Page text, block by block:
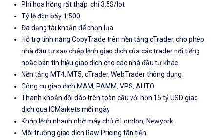
Phí hoa hồng rất thấp, chỉ 3.5$/lot
Tỷ lệ đòn bẩy 1:500
Đa dạng tài khoản để chọn lựa
Hỗ trợ tính năng CopyTrade trên nền tảng cTrader, cho phép
nhà đầu tư sao chép lệnh giao dịch của các trader nổi tiếng
hoặc bán tín hiệu giao dịch cho các nhà đầu tư khác
Nền tảng MT4, MT5, cTrader, WebTrader thông dụng
Công cụ giao dịch MAM, PAMM, VPS, AUTO
Thanh khoản dồi dào trên toàn cầu với hơn 15 tỷ USD giao
dịch qua ICMarkets mỗi ngày
Khớp lệnh nhanh nhờ máy chủ ở London, Newyork
Môi trường giao dịch Raw Pricing tân tiến